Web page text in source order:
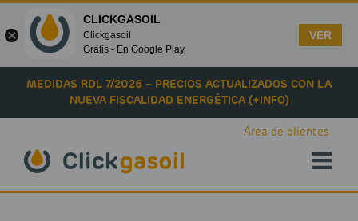
Skip to main content
MEDIDAS RDL 7/2026 – PRECIOS ACTUALIZADOS CON LA
NUEVA FISCALIDAD ENERGÉTICA (+INFO)
Área de clientes
CLICKGASOIL
Clickgasoil
Gratis - En Google Play
VER